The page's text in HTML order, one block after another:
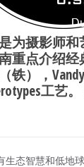
为摄影师
重点介绍
），
工艺
态智慧和低地